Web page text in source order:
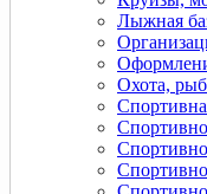
Лыжная
Охота,